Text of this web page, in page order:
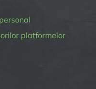
platformelor